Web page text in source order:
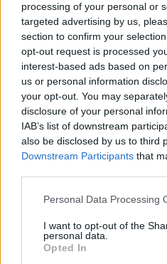
processing of your personal or
targeted advertising by us,
section to confirm your
opt-out request is processed
interest-based ads based on
us or personal information
your opt-out. You may
disclosure of your personal
IAB’s list of downstream
also be disclosed by us to third
Downstream Participants that
Please note that this website/
not limited to your visit or
grant or deny consent to
use your data for below
Personal Data Processing
I want to opt-out of the
personal data.
Opted In
"Sokszor barlangokban
között. Őrület volt.
minden a maga útján,
hegyiekkel, de annyira
világtól, amennyire
a színész. Korábbi
vitt magával, amire
fel.
Franco elmondta, hogy
már szerepét teljesen
szakállasan, zilált
Ballard szerepéből.